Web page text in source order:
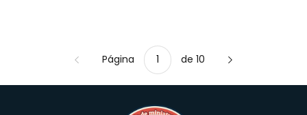
Página de 10